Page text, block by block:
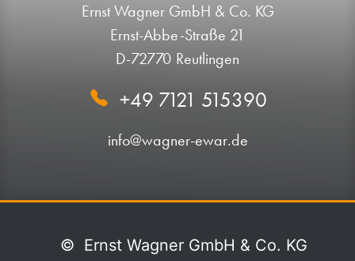
Ernst Wagner GmbH & Co. KG
Ernst-Abbe-Straße 21
D-72770 Reutlingen
+49 7121 515390
info@wagner-ewar.de
© Ernst Wagner GmbH & Co. KG